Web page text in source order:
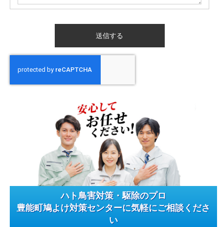
ハト鳥害対策・駆除のプロ
豊能町鳩よけ対策センターに気軽にご相談くださ
い